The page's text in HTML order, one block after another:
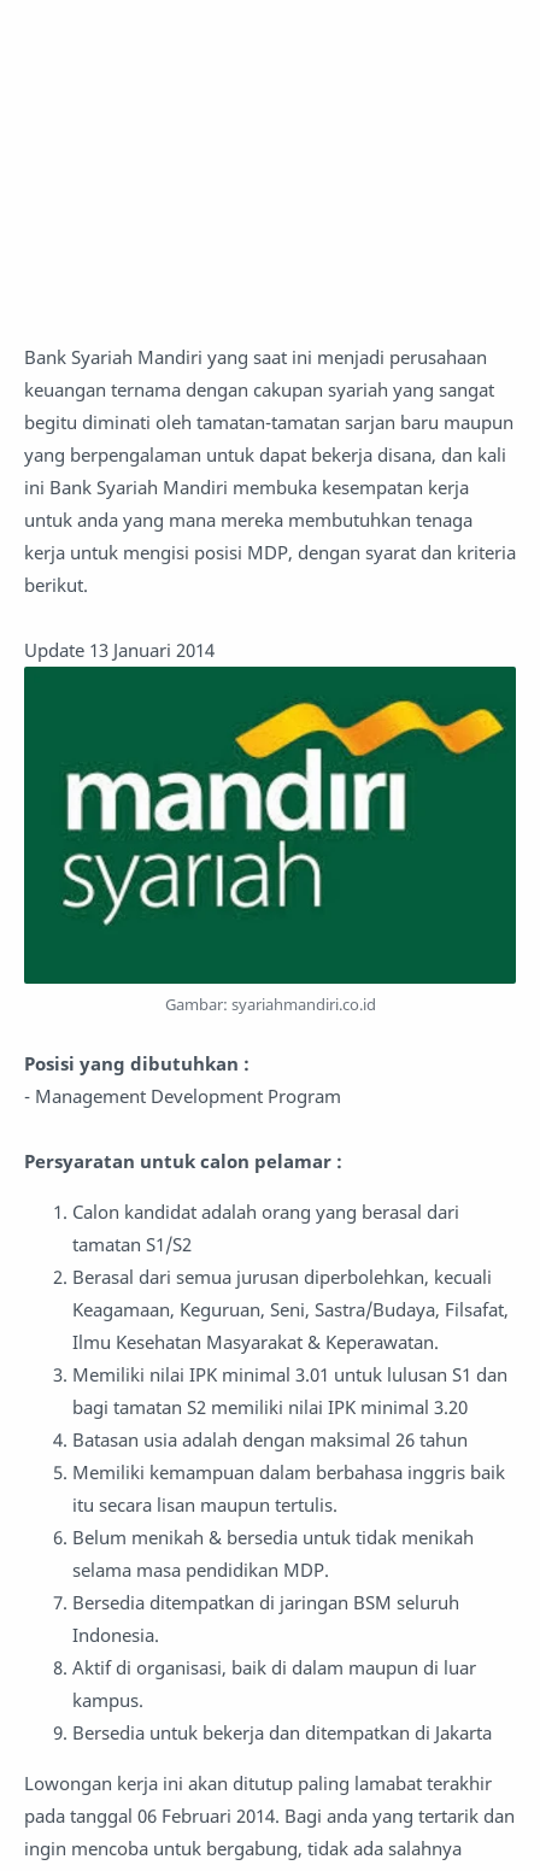
Bank Syariah Mandiri yang saat ini menjadi perusahaan
keuangan ternama dengan cakupan syariah yang sangat
begitu diminati oleh tamatan-tamatan sarjan baru maupun
yang berpengalaman untuk dapat bekerja disana, dan kali
ini Bank Syariah Mandiri membuka kesempatan kerja
untuk anda yang mana mereka membutuhkan tenaga
kerja untuk mengisi posisi MDP, dengan syarat dan kriteria
berikut.
Update 13 Januari 2014
Gambar: syariahmandiri.co.id
Posisi yang dibutuhkan :
- Management Development Program
Persyaratan untuk calon pelamar :
Calon kandidat adalah orang yang berasal dari
tamatan S1/S2
Berasal dari semua jurusan diperbolehkan, kecuali
Keagamaan, Keguruan, Seni, Sastra/Budaya, Filsafat,
Ilmu Kesehatan Masyarakat & Keperawatan.
Memiliki nilai IPK minimal 3.01 untuk lulusan S1 dan
bagi tamatan S2 memiliki nilai IPK minimal 3.20
Batasan usia adalah dengan maksimal 26 tahun
Memiliki kemampuan dalam berbahasa inggris baik
itu secara lisan maupun tertulis.
Belum menikah & bersedia untuk tidak menikah
selama masa pendidikan MDP.
Bersedia ditempatkan di jaringan BSM seluruh
Indonesia.
Aktif di organisasi, baik di dalam maupun di luar
kampus.
Bersedia untuk bekerja dan ditempatkan di Jakarta
Lowongan kerja ini akan ditutup paling lamabat terakhir
pada tanggal 06 Februari 2014. Bagi anda yang tertarik dan
ingin mencoba untuk bergabung, tidak ada salahnya